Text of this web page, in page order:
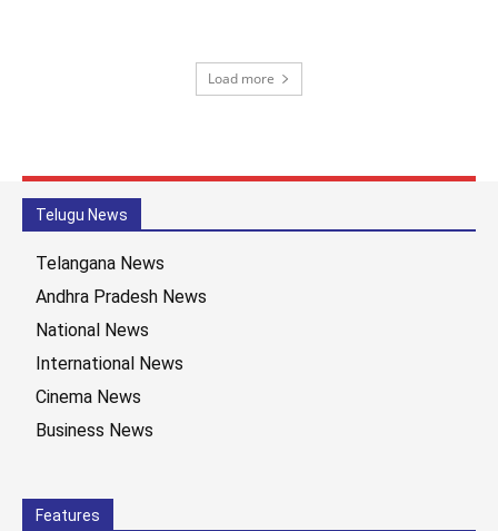
Load more
Telugu News
Telangana News
Andhra Pradesh News
National News
International News
Cinema News
Business News
Features